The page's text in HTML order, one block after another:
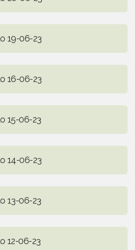
19-06-23
16-06-23
15-06-23
14-06-23
13-06-23
12-06-23